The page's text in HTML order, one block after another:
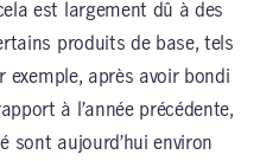
est largement dû à des
produits de base, tels
exemple, après avoir bondi
à l’année précédente,
sont aujourd’hui environ